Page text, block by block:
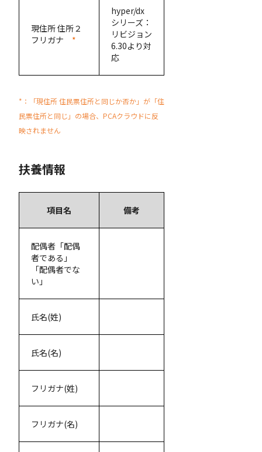
現住所 住所２
フリガナ *
hyper/dx
シリーズ：
リビジョン
6.30より対
応
*：「現住所 住民票住所と同じか否か」が「住
民票住所と同じ」の場合、PCAクラウドに反
映されません
扶養情報
項目名 備考
配偶者「配偶
者である」
「配偶者でな
い」
氏名(姓)
氏名(名)
フリガナ(姓)
フリガナ(名)